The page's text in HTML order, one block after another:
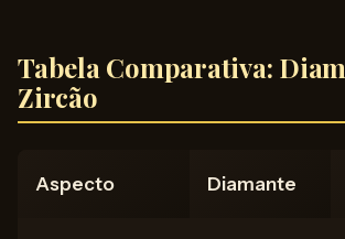
Tabela Comparativa:
Zircão
Aspecto Diamante